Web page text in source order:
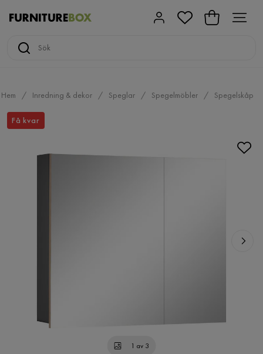
Hem Inredning & dekor Speglar Spegelmöbler Spegelskåp
Få kvar
1 av 3